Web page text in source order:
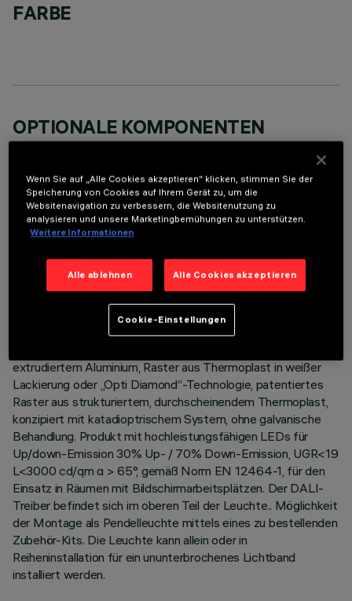
FARBE
OPTIONALE KOMPONENTEN
TECHNISCHE DATEN
LETZTES UPDATE: 06.08.2026
Leuchte L = 2383 mm ist komplett mit LEDs im Farbton
extrudiertem Aluminium, Raster aus Thermoplast in weißer
Lackierung oder „Opti Diamond“-Technologie, patentiertes
Raster aus strukturiertem, durchscheinendem Thermoplast,
konzipiert mit katadioptrischem System, ohne galvanische
Behandlung. Produkt mit hochleistungsfähigen LEDs für
Up/down-Emission 30% Up- / 70% Down-Emission, UGR<19
L<3000 cd/qm α > 65°, gemäß Norm EN 12464-1, für den
Einsatz in Räumen mit Bildschirmarbeitsplätzen. Der DALI-
Treiber befindet sich im oberen Teil der Leuchte.. Möglichkeit
der Montage als Pendelleuchte mittels eines zu bestellenden
Zubehör-Kits. Die Leuchte kann allein oder in
Reiheninstallation für ein ununterbrochenes Lichtband
installiert werden.
Wenn Sie auf „Alle Cookies akzeptieren“ klicken, stimmen Sie der
Speicherung von Cookies auf Ihrem Gerät zu, um die
Websitenavigation zu verbessern, die Websitenutzung zu
analysieren und unsere Marketingbemühungen zu unterstützen.
Weitere Informationen
Alle ablehnen Alle Cookies akzeptieren
Cookie-Einstellungen